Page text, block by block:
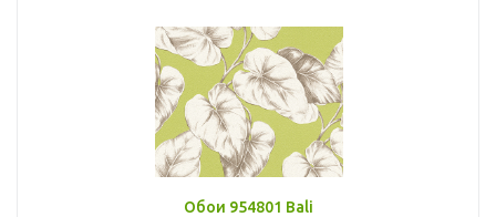
Обои 954801 Bali